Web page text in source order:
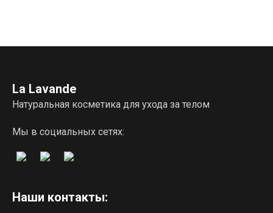
La Lavande
Натуральная косметика для ухода за телом
Мы в социальных сетях:
Наши контакты: